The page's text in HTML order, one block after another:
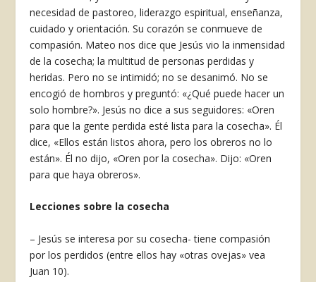
necesidad de pastoreo, liderazgo espiritual, enseñanza,
cuidado y orientación. Su corazón se conmueve de
compasión. Mateo nos dice que Jesús vio la inmensidad
de la cosecha; la multitud de personas perdidas y
heridas. Pero no se intimidó; no se desanimó. No se
encogió de hombros y preguntó: «¿Qué puede hacer un
solo hombre?». Jesús no dice a sus seguidores: «Oren
para que la gente perdida esté lista para la cosecha». Él
dice, «Ellos están listos ahora, pero los obreros no lo
están». Él no dijo, «Oren por la cosecha». Dijo: «Oren
para que haya obreros».
Lecciones sobre la cosecha
– Jesús se interesa por su cosecha- tiene compasión
por los perdidos (entre ellos hay «otras ovejas» vea
Juan 10).